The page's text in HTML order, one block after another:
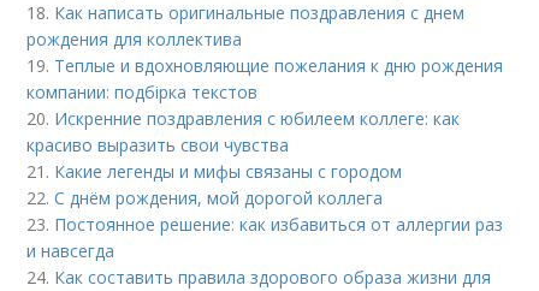
18. Как написать оригинальные поздравления с днем
рождения для коллектива
19. Теплые и вдохновляющие пожелания к дню рождения
компании: подбірка текстов
20. Искренние поздравления с юбилеем коллеге: как
красиво выразить свои чувства
21. Какие легенды и мифы связаны с городом
22.С днём рождения, мой дорогой коллега
23. Постоянное решение: как избавиться от аллергии раз
и навсегда
24. Как составить правила здорового образа жизни для